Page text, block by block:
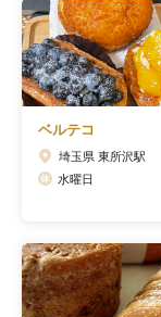
ベルテコ
埼玉県 東所沢駅
水曜日